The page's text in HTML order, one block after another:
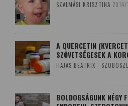
SZALMÁSI KRISZTINA
A QUERCETIN
SZÖVETSÉGESEK A
HAJAS BEATRIX -
BOLDOGSÁGUNK NÉGY